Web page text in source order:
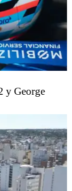
y George